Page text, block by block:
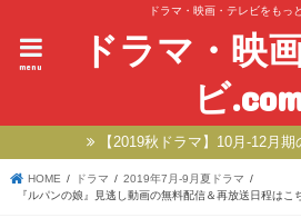
ドラマ・映画・テレビをもっ
ドラマ・映
ビ
menu
【2019秋ドラマ】10月-12月
HOME ドラマ
2019年7月-9月夏ドラマ
『ルパンの娘』見逃し動画の無料配信＆再放送日程はこ